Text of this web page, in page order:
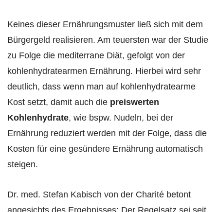
Keines dieser Ernährungsmuster ließ sich mit dem
Bürgergeld realisieren. Am teuersten war der Studie
zu Folge die mediterrane Diät, gefolgt von der
kohlenhydratearmen Ernährung. Hierbei wird sehr
deutlich, dass wenn man auf kohlenhydratearme
Kost setzt, damit auch die preiswerten
Kohlenhydrate, wie bspw. Nudeln, bei der
Ernährung reduziert werden mit der Folge, dass die
Kosten für eine gesündere Ernährung automatisch
steigen.
Dr. med. Stefan Kabisch von der Charité betont